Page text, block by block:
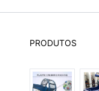
PRODUTOS